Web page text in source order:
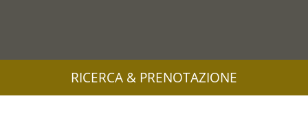
RICERCA & PRENOTAZIONE